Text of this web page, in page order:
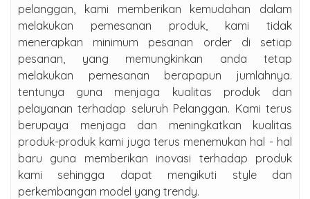
pelanggan, kami memberikan kemudahan dalam
melakukan pemesanan produk, kami tidak
menerapkan minimum pesanan order di setiap
pesanan, yang memungkinkan anda tetap
melakukan pemesanan berapapun jumlahnya.
tentunya guna menjaga kualitas produk dan
pelayanan terhadap seluruh Pelanggan. Kami terus
berupaya menjaga dan meningkatkan kualitas
produk-produk kami juga terus menemukan hal - hal
baru guna memberikan inovasi terhadap produk
kami sehingga dapat mengikuti style dan
perkembangan model yang trendy.